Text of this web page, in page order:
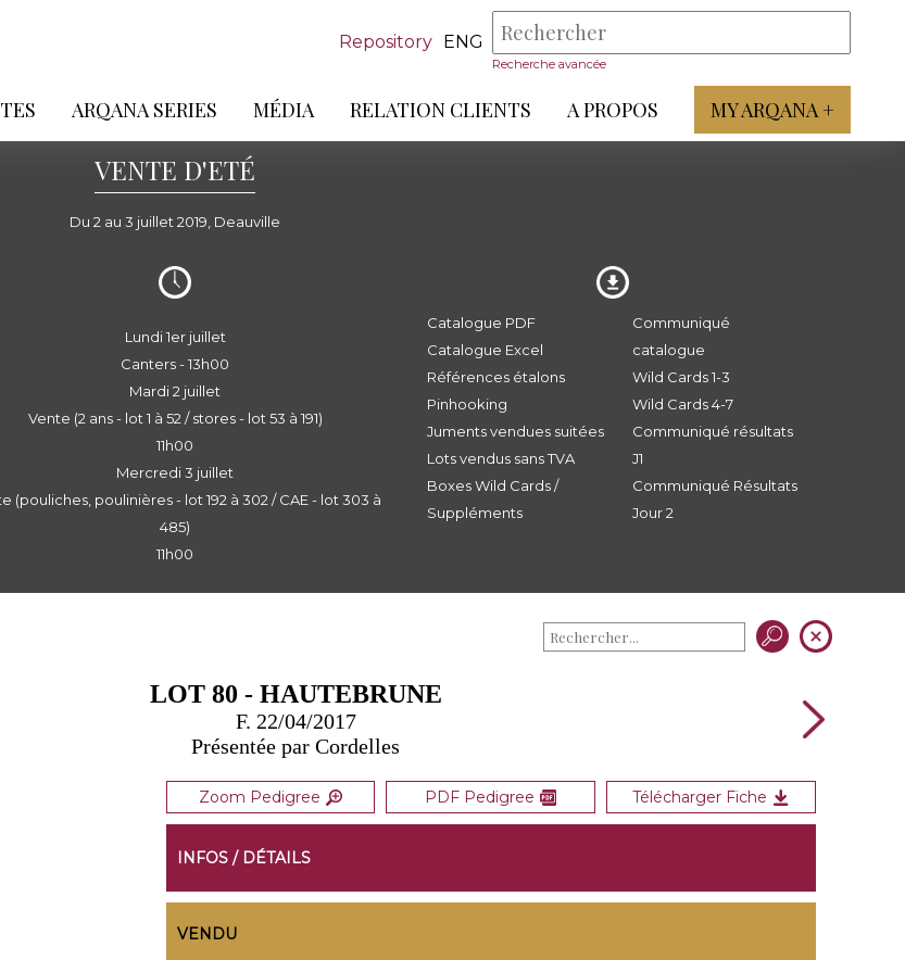
Repository ENG
Recherche avancée
ARQANA SERIES MÉDIA RELATION CLIENTS A PROPOS MY ARQANA +
VENTE D'ETÉ
Du 2 au 3 juillet 2019, Deauville
Lundi 1er juillet
Canters - 13h00
Mardi 2 juillet
Vente (2 ans - lot 1 à 52 / stores - lot 53 à 191)
11h00
Mercredi 3 juillet
(pouliches, poulinières - lot 192 à 302 / CAE - lot 303 à
485)
11h00
Catalogue PDF
Catalogue Excel
Références étalons
Pinhooking
Juments vendues suitées
Lots vendus sans TVA
Boxes Wild Cards /
Suppléments
Communiqué
catalogue
Wild Cards 1-3
Wild Cards 4-7
Communiqué résultats
J1
Communiqué Résultats
Jour 2
LOT 80 - HAUTEBRUNE
F. 22/04/2017
Présentée par Cordelles
Zoom Pedigree PDF Pedigree Télécharger Fiche
INFOS / DÉTAILS
VENDU